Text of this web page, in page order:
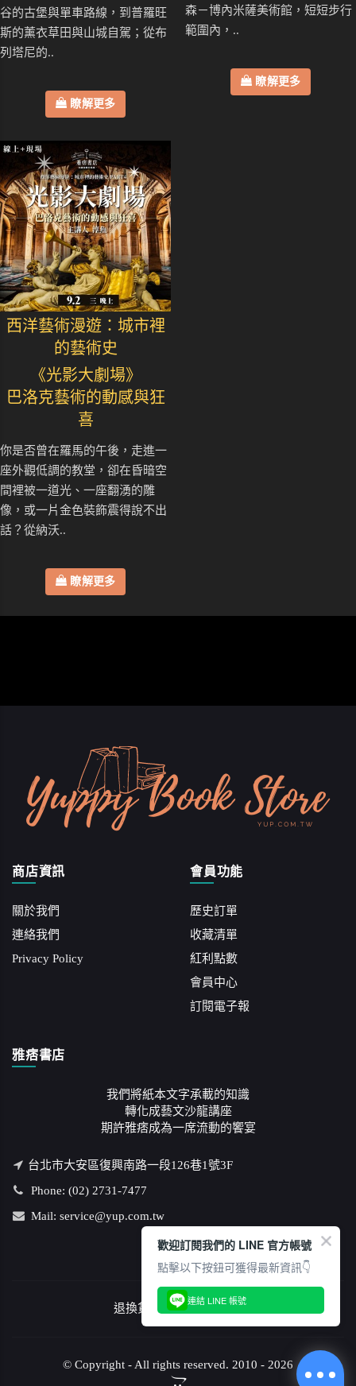
谷的古堡與單車路線，到普羅旺
斯的薰衣草田與山城自駕；從布
列塔尼的..
瞭解更多
森－博內米薩美術館，短短步行
範圍內，..
瞭解更多
西洋藝術漫遊：城市裡
的藝術史
《光影大劇場》
巴洛克藝術的動感與狂
喜
你是否曾在羅馬的午後，走進一
座外觀低調的教堂，卻在昏暗空
間裡被一道光、一座翻湧的雕
像，或一片金色裝飾震得說不出
話？從納沃..
瞭解更多
商店資訊
關於我們
連絡我們
Privacy Policy
會員功能
歷史訂單
收藏清單
紅利點數
會員中心
訂閱電子報
雅痞書店
我們將紙本文字承載的知識
轉化成藝文沙龍講座
期許雅痞成為一席流動的饗宴
台北市大安區復興南路一段126巷1號3F
Phone: (02) 2731-7477
Mail: service@yup.com.tw
退換貨說明/隱私權政策
© Copyright - All rights reserved. 2010 - 2026
歡迎訂閱我們的 LINE 官方帳號
點擊以下按鈕可獲得最新資訊👇
連結 LINE 帳號